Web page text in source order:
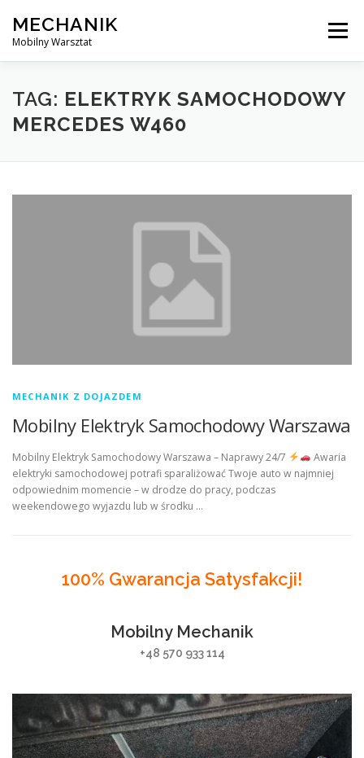
content
MECHANIK
Mobilny Warsztat
Menu
MOBILNY MECHANIK ELEKTRYK SAMOCHODOWY
TAG: ELEKTRYK SAMOCHODOWY
MERCEDES W460
MECHANIK Z DOJAZDEM
Mobilny Elektryk Samochodowy Warszawa
Mobilny Elektryk Samochodowy Warszawa – Naprawy 24/7
Awaria
elektryki samochodowej potrafi sparaliżować Twoje auto w najmniej
odpowiednim momencie – w drodze do pracy, podczas
weekendowego wyjazdu lub w środku …
100% Gwarancja Satysfakcji!
Mobilny Mechanik
+48 570 933 114